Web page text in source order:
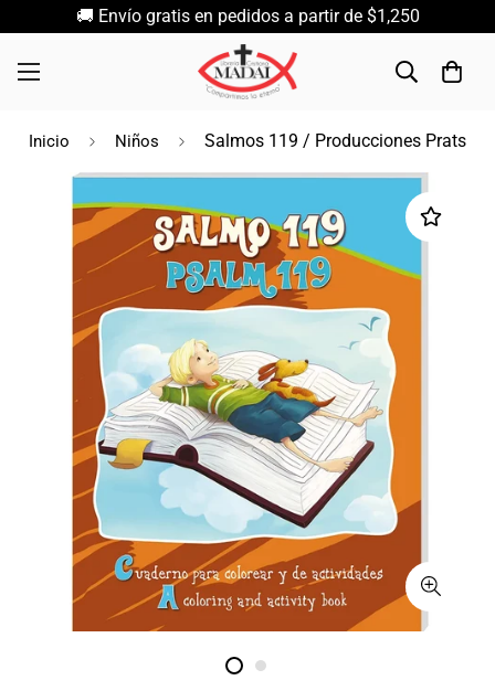
🚚 Envío gratis en pedidos a partir de $1,250
Inicio Niños Salmos 119 / Producciones Prats